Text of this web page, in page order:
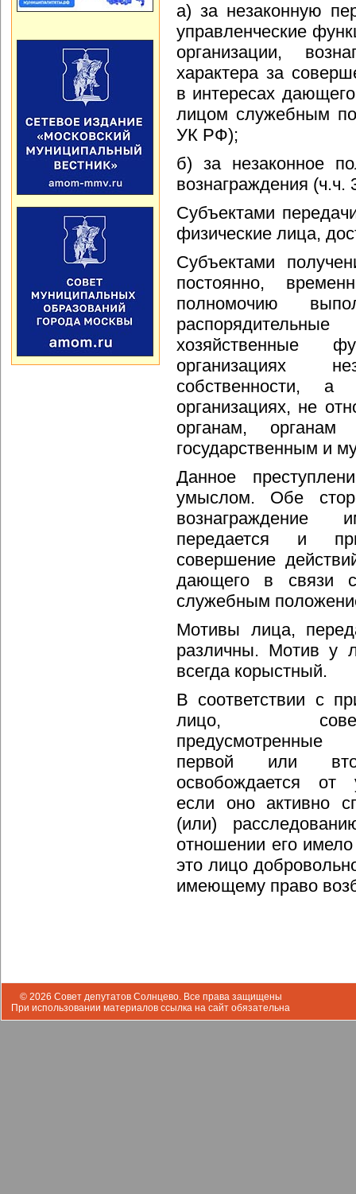
а) за незаконную
управленческие
организации,
характера за
в интересах
лицом служебным
УК РФ);
б) за незаконное
вознаграждения
Субъектами
физические лица,
Субъектами
постоянно,
полномочию
хозяйственные
организациях
собственности,
организациях, не
органам, органам
государственным и
Данное
умыслом. Обе
вознаграждение
передается и
совершение
дающего в связи
служебным
Мотивы лица,
различны. Мотив у
всегда корыстный.
В соответствии с
лицо,
первой или
освобождается от
если оно активно
(или)
отношении его
это лицо
имеющему право
© 2026 Совет депутатов Солнцево. Все права защищены
При использовании материалов ссылка на сайт обязательна